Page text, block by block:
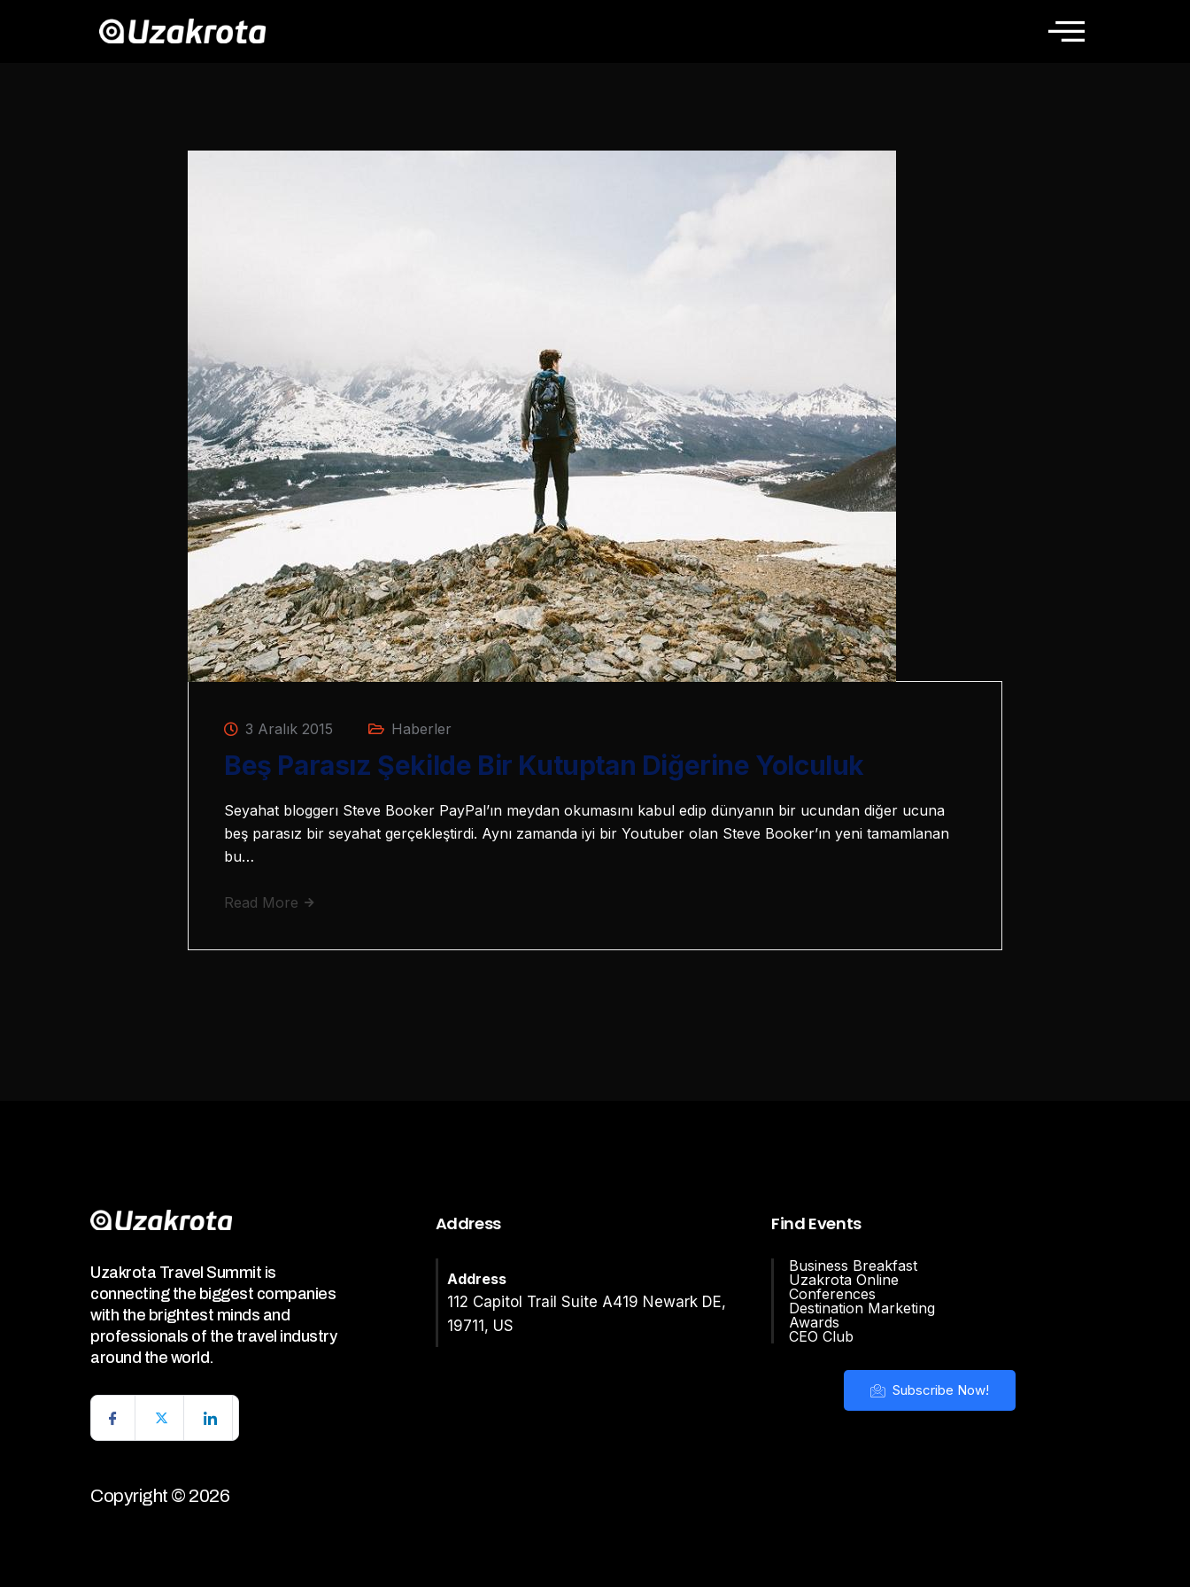
3 Aralık 2015 Haberler
Beş Parasız Şekilde Bir Kutuptan Diğerine Yolculuk
Seyahat bloggerı Steve Booker PayPal’ın meydan okumasını kabul edip dünyanın bir ucundan diğer ucuna
beş parasız bir seyahat gerçekleştirdi. Aynı zamanda iyi bir Youtuber olan Steve Booker’ın yeni tamamlanan
bu…
Read More
Uzakrota Travel Summit is
connecting the biggest companies
with the brightest minds and
professionals of the travel industry
around the world.
Copyright © 2026
Address
Address
112 Capitol Trail Suite A419 Newark DE,
19711, US
Find Events
Business Breakfast
Uzakrota Online
Conferences
Destination Marketing
Awards
CEO Club
Subscribe Now!